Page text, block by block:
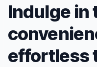
Indulge in
effortless